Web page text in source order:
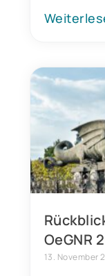
OeGNR
13. November